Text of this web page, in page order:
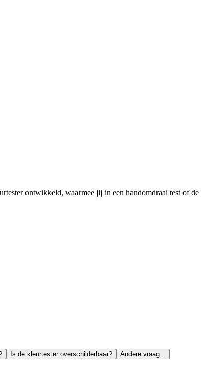
ontwikkeld, waarmee jij in een handomdraai test of de
Is de kleurtester overschilderbaar? Andere vraag...